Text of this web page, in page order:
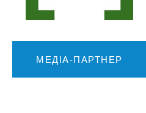
МЕДІА-ПАРТНЕР